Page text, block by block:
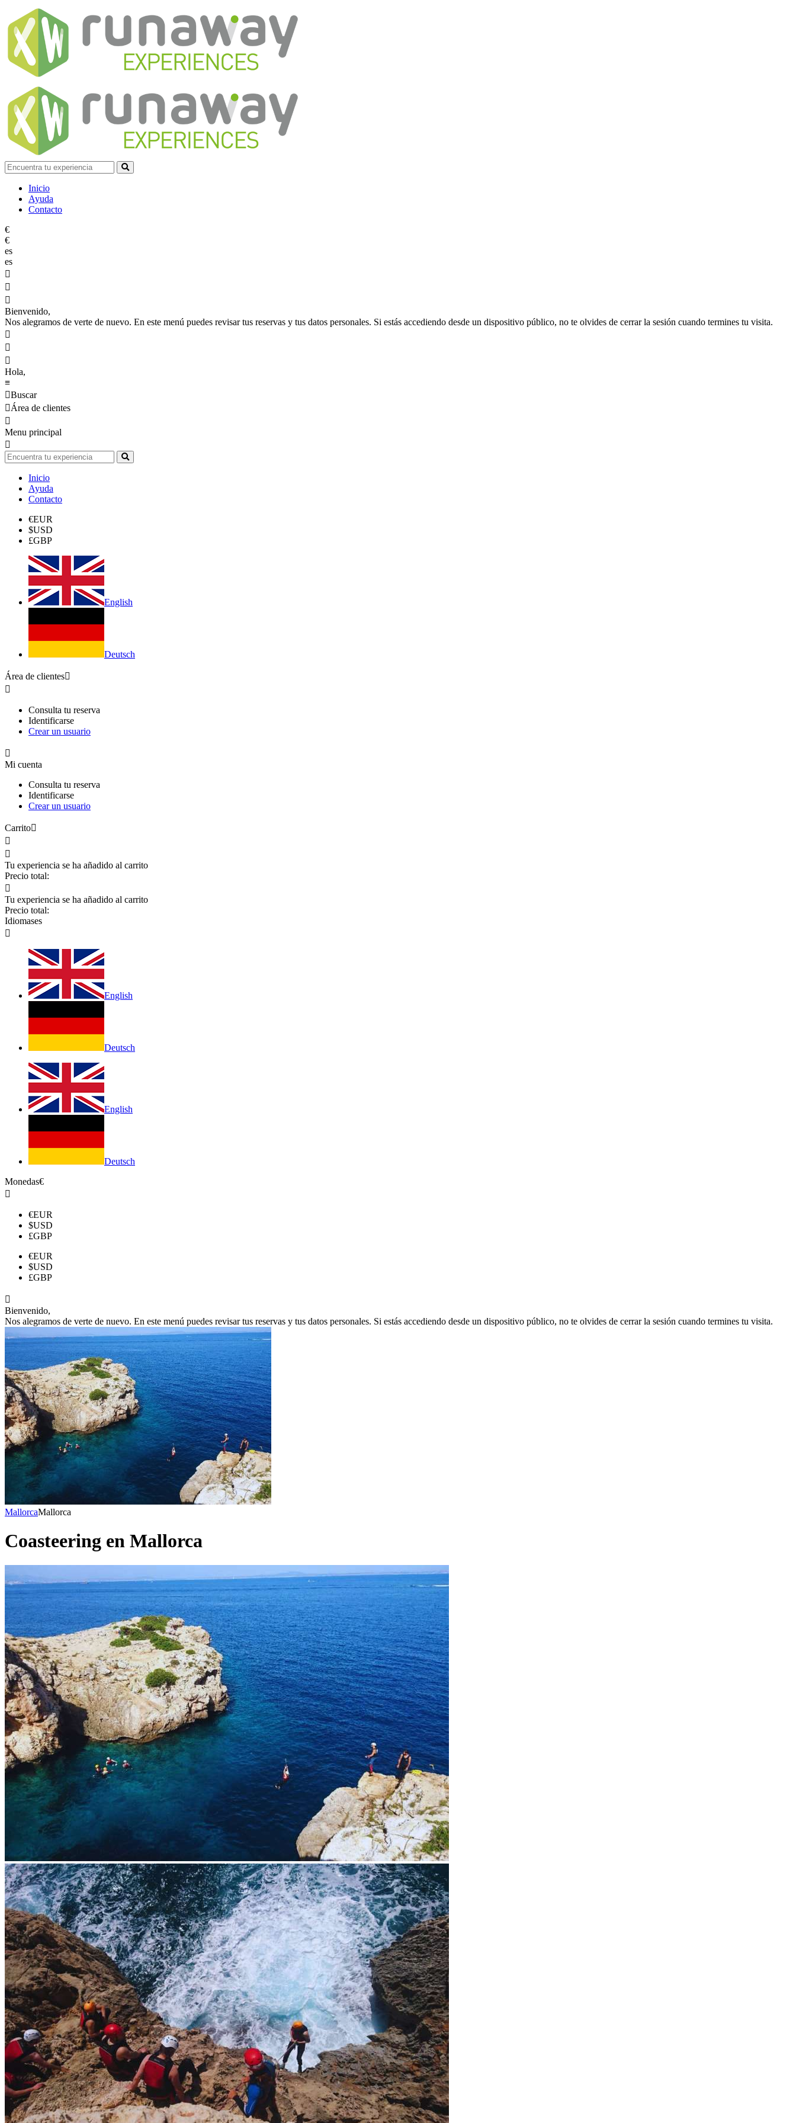
Inicio
Ayuda
Contacto
€
€
es
es



Bienvenido,
Nos alegramos de verte de nuevo. En este menú puedes revisar tus reservas y tus datos personales. Si estás accediendo desde un dispositivo público, no te olvides de cerrar la sesión cuando termines tu visita.



Hola,
≡
Buscar
Área de clientes

Menu principal

Inicio
Ayuda
Contacto
€EUR
$USD
£GBP
English
Deutsch
Área de clientes

Consulta tu reserva
Identificarse
Crear un usuario

Mi cuenta
Consulta tu reserva
Identificarse
Crear un usuario
Carrito


Tu experiencia se ha añadido al carrito
Precio total:

Tu experiencia se ha añadido al carrito
Precio total:
Idiomases

English
Deutsch
English
Deutsch
Monedas€

€EUR
$USD
£GBP
€EUR
$USD
£GBP

Bienvenido,
Nos alegramos de verte de nuevo. En este menú puedes revisar tus reservas y tus datos personales. Si estás accediendo desde un dispositivo público, no te olvides de cerrar la sesión cuando termines tu visita.
MallorcaMallorca
Coasteering en Mallorca